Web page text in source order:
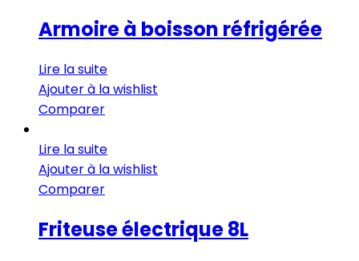
Armoire à boisson réfrigérée
Lire la suite
Ajouter à la wishlist
Comparer
Lire la suite
Ajouter à la wishlist
Comparer
Friteuse électrique 8L